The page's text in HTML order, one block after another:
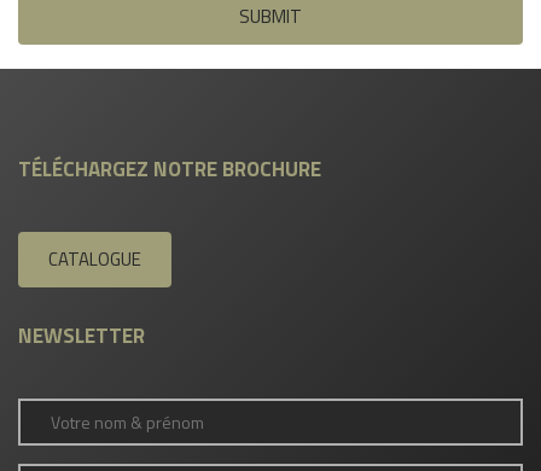
SUBMIT
TÉLÉCHARGEZ NOTRE BROCHURE
CATALOGUE
NEWSLETTER